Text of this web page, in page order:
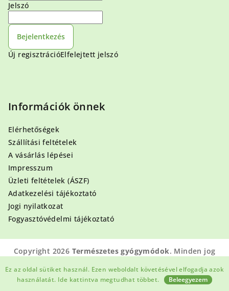
Ez az oldal sütiket használ. Ezen weboldalt követésével elfogadja azok
használatát. Ide kattintva megtudhat többet. Beleegyezem
Jelszó
Bejelentkezés
Új regisztrációElfelejtett jelszó
Információk önnek
Elérhetőségek
Szállítási feltételek
A vásárlás lépései
Impresszum
Üzleti feltételek (ÁSZF)
Adatkezelési tájékoztató
Jogi nyilatkozat
Fogyasztóvédelmi tájékoztató
Copyright 2026 Természetes gyógymódok. Minden jog
fenntartva.
Shoptet készítette